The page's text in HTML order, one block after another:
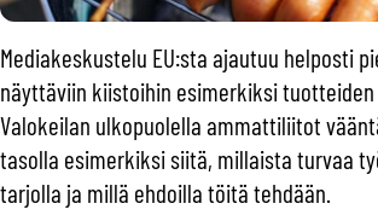
Mediakeskustelu EU:sta ajautuu helposti
näyttäviin kiistoihin esimerkiksi tuotteiden
Valokeilan ulkopuolella ammattiliitot
tasolla esimerkiksi siitä, millaista turvaa
tarjolla ja millä ehdoilla töitä tehdään.